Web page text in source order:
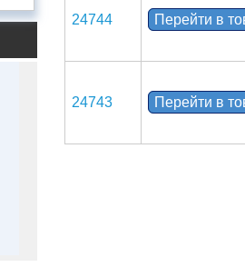
24744 Перейти в
24743 Перейти в